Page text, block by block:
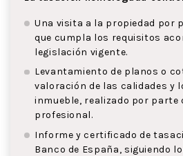
Una visita a la propiedad por
que cumpla los requisitos
legislación vigente.
Levantamiento de planos o
valoración de las calidades y
inmueble, realizado por parte
profesional.
Informe y certificado de
Banco de España, siguiendo